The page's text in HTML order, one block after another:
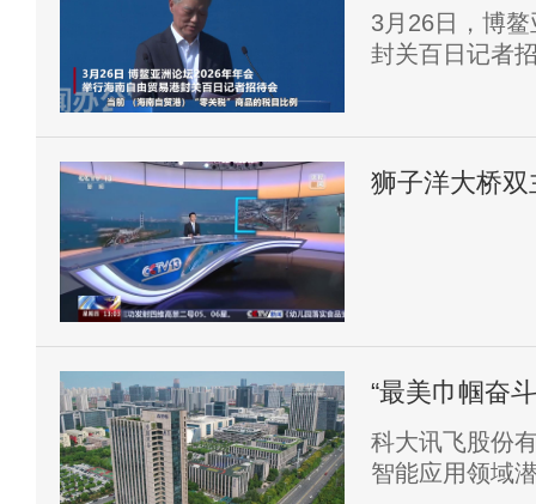
增长65.7%
3月26日，博
封关百日记者
自贸港“零关税
狮子洋大桥
“最美巾帼奋
路
科大讯飞股份
智能应用领域